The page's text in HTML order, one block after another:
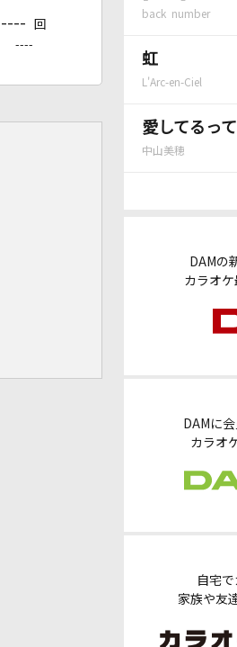
back number
虹
L'Arc-en-Ciel
愛してるっ
中山美穂
DAMの
カラオケ
DAMに
カラオ
自宅
家族や友
---- 回
----